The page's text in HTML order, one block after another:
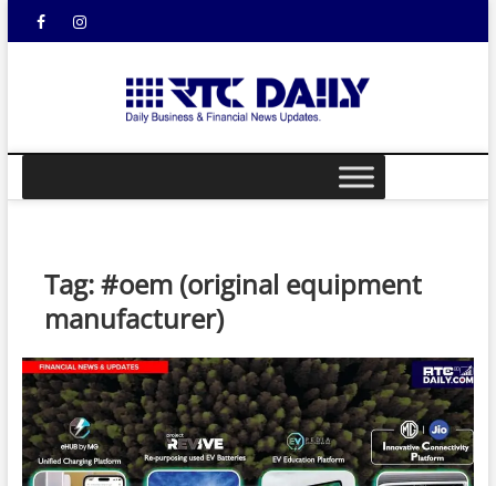
FacebookInstagram
DAILY
Tag:#oem (original equipment
manufacturer)